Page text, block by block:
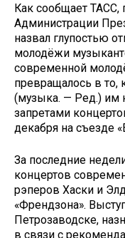
Как сообщает
Администрации
назвал глупостью
молодёжи
современной
превращалось в то,
(музыка. — Ред.) им
запретами
декабря на съезде
За последние
концертов
рэперов Хаски и
«Френдзона».
Петрозаводске,
в связи с